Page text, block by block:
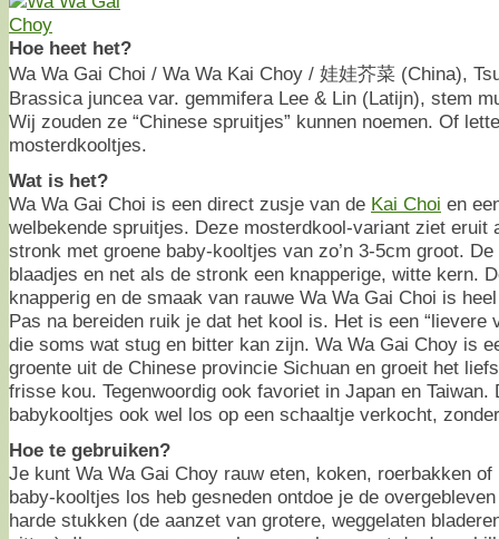
Hoe heet het?
Wa Wa Gai Choi / Wa Wa Kai Choy / 娃娃芥菜 (China),
Brassica juncea var. gemmifera Lee & Lin (Latijn), stem
Wij zouden ze “Chinese spruitjes” kunnen noemen. Of
mosterdkooltjes.
Wat is het?
Wa Wa Gai Choi is een direct zusje van de Kai Choi en
welbekende spruitjes. Deze mosterdkool-variant ziet eruit
stronk met groene baby-kooltjes van zo’n 3-5cm groot.
blaadjes en net als de stronk een knapperige, witte kern.
knapperig en de smaak van rauwe Wa Wa Gai Choi is
Pas na bereiden ruik je dat het kool is. Het is een “lievere
die soms wat stug en bitter kan zijn. Wa Wa Gai Choy is
groente uit de Chinese provincie Sichuan en groeit het
frisse kou. Tegenwoordig ook favoriet in Japan en Taiwan.
babykooltjes ook wel los op een schaaltje verkocht,
Hoe te gebruiken?
Je kunt Wa Wa Gai Choy rauw eten, koken, roerbakken
baby-kooltjes los heb gesneden ontdoe je de
harde stukken (de aanzet van grotere, weggelaten